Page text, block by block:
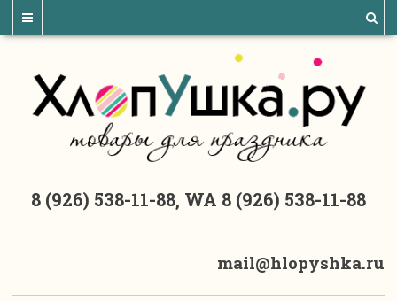
8 (926) 538-11-88, WA 8 (926) 538-11-88
mail@hlopyshka.ru